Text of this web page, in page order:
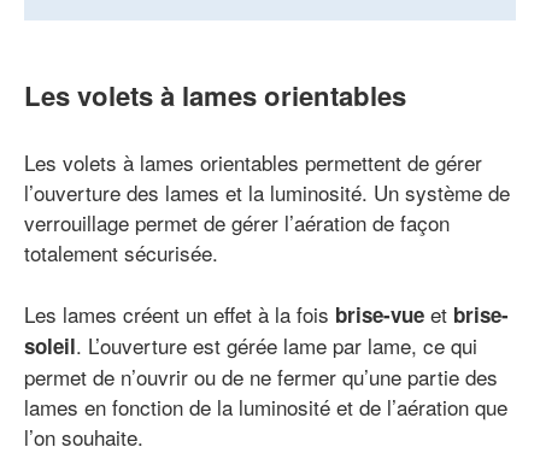
Les volets à lames orientables
Les volets à lames orientables permettent de gérer
l’ouverture des lames et la luminosité. Un système de
verrouillage permet de gérer l’aération de façon
totalement sécurisée.
Les lames créent un effet à la fois brise-vue et brise-
soleil. L’ouverture est gérée lame par lame, ce qui
permet de n’ouvrir ou de ne fermer qu’une partie des
lames en fonction de la luminosité et de l’aération que
l’on souhaite.